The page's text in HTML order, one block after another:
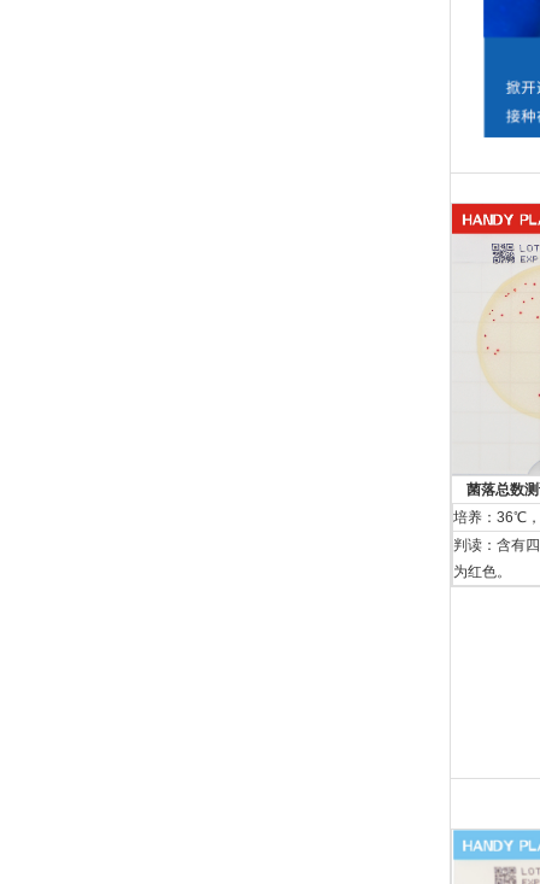
菌落总数
培养：36℃
判读：含有
为红⾊。